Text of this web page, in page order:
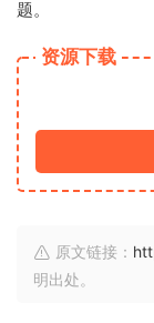
题。
资源下载
原文链接：
明出处。